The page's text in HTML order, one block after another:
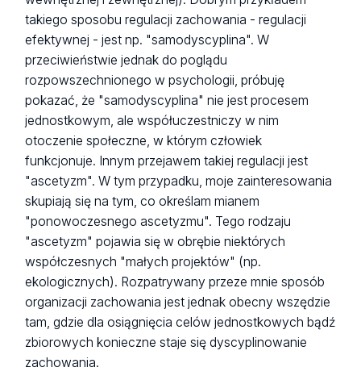
takiego sposobu regulacji zachowania - regulacji
efektywnej - jest np. "samodyscyplina". W
przeciwieństwie jednak do poglądu
rozpowszechnionego w psychologii, próbuję
pokazać, że "samodyscyplina" nie jest procesem
jednostkowym, ale współuczestniczy w nim
otoczenie społeczne, w którym człowiek
funkcjonuje. Innym przejawem takiej regulacji jest
"ascetyzm". W tym przypadku, moje zainteresowania
skupiają się na tym, co określam mianem
"ponowoczesnego ascetyzmu". Tego rodzaju
"ascetyzm" pojawia się w obrębie niektórych
współczesnych "małych projektów" (np.
ekologicznych). Rozpatrywany przeze mnie sposób
organizacji zachowania jest jednak obecny wszędzie
tam, gdzie dla osiągnięcia celów jednostkowych bądź
zbiorowych konieczne staje się dyscyplinowanie
zachowania.